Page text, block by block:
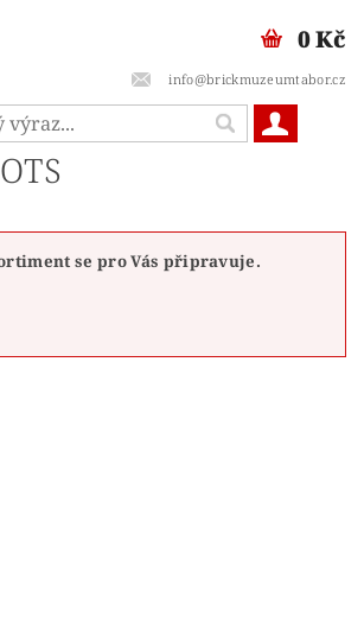
info@brickmuzeumtabor.cz
0 Kč
se pro Vás připravuje.